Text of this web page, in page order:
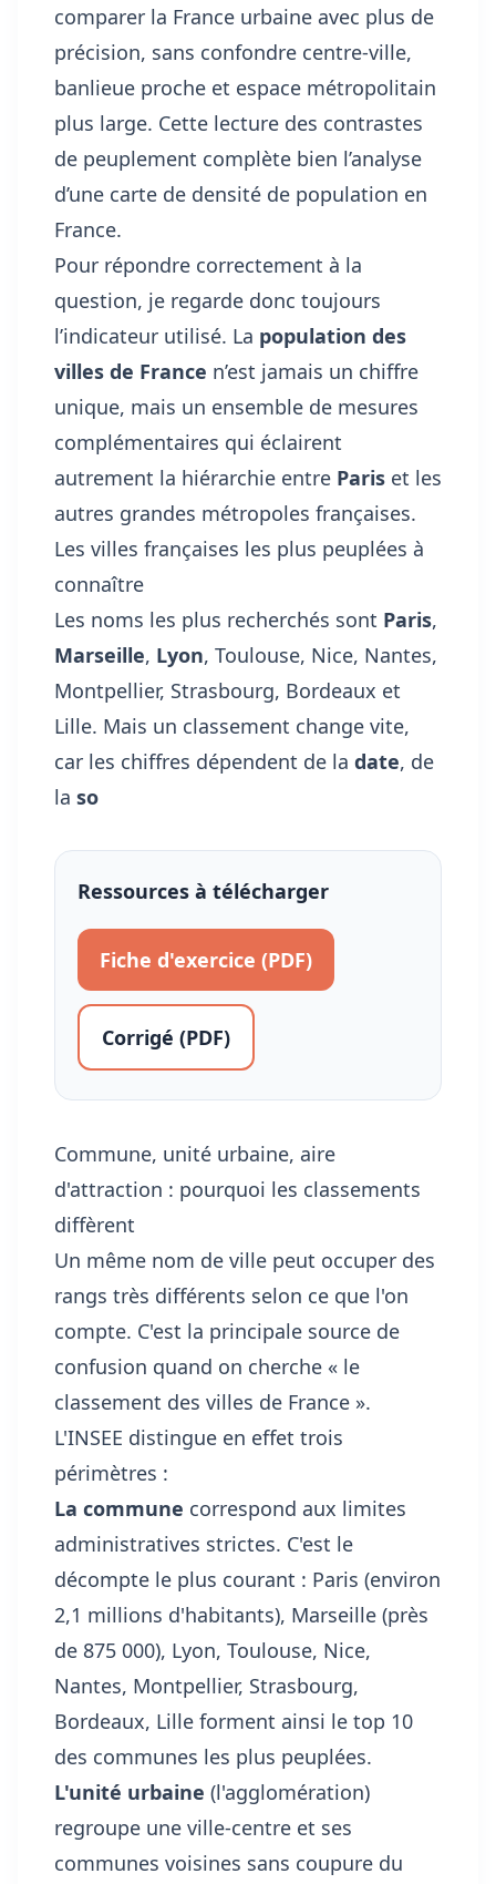
comparer la France urbaine avec plus de
précision, sans confondre centre-ville,
banlieue proche et espace métropolitain
plus large. Cette lecture des contrastes
de peuplement complète bien l’analyse
d’une carte de densité de population en
France.
Pour répondre correctement à la
question, je regarde donc toujours
l’indicateur utilisé. La population des
villes de France n’est jamais un chiffre
unique, mais un ensemble de mesures
complémentaires qui éclairent
autrement la hiérarchie entre Paris et les
autres grandes métropoles françaises.
Les villes françaises les plus peuplées à
connaître
Les noms les plus recherchés sont Paris,
Marseille, Lyon, Toulouse, Nice, Nantes,
Montpellier, Strasbourg, Bordeaux et
Lille. Mais un classement change vite,
car les chiffres dépendent de la date, de
la so
Ressources à télécharger
Fiche d'exercice (PDF)
Corrigé (PDF)
Commune, unité urbaine, aire
d'attraction : pourquoi les classements
diffèrent
Un même nom de ville peut occuper des
rangs très différents selon ce que l'on
compte. C'est la principale source de
confusion quand on cherche « le
classement des villes de France ».
L'INSEE distingue en effet trois
périmètres :
La commune correspond aux limites
administratives strictes. C'est le
décompte le plus courant : Paris (environ
2,1 millions d'habitants), Marseille (près
de 875 000), Lyon, Toulouse, Nice,
Nantes, Montpellier, Strasbourg,
Bordeaux, Lille forment ainsi le top 10
des communes les plus peuplées.
L'unité urbaine (l'agglomération)
regroupe une ville-centre et ses
communes voisines sans coupure du